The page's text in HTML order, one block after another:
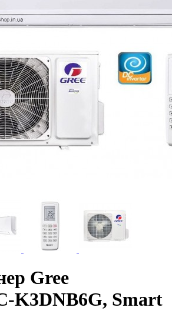
Gree
K3DNB6G, Smart